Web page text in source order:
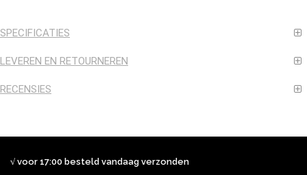
SPECIFICATIES
LEVEREN EN RETOURNEREN
RECENSIES
√ voor 17:00 besteld vandaag verzonden